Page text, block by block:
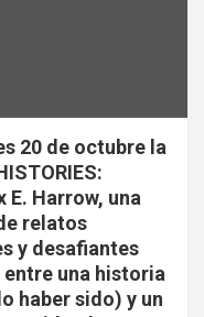
20 de octubre la
E. Harrow, una
relatos
y desafiantes
una historia
haber sido) y un